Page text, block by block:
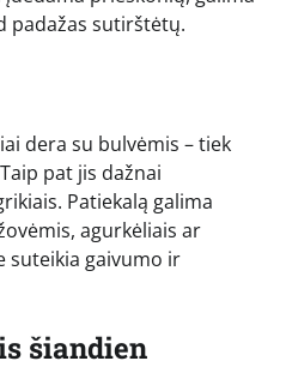
padažas sutirštėtų.
dera su bulvėmis – tiek
pat jis dažnai
Patiekalą galima
agurkėliais ar
suteikia gaivumo ir
šiandien